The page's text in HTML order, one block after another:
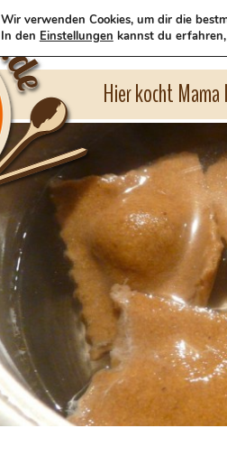
Hier kocht
Wir verwenden Cookies, um dir die
In den Einstellungen kannst du